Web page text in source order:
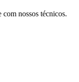
nossos técnicos.